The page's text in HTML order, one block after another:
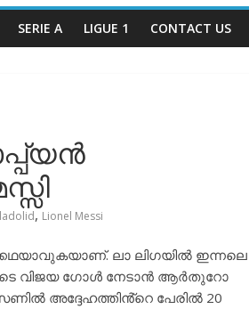
SERIE A LIGUE 1 CONTACT US
,Lionel Messi
ലാ ലിഗയിൽ ഇന്നലെ
വിജയ ഗോൾ നേടാൻ ആർതുറോ
അദ്ദേഹത്തിൻ്റെ പേരിൽ 20